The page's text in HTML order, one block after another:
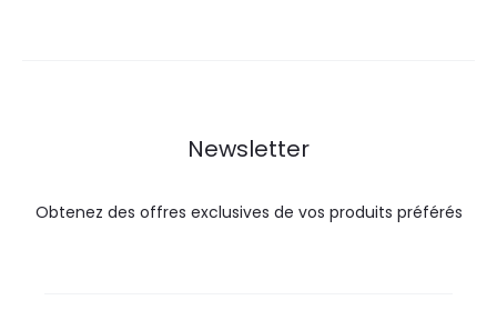
Newsletter
Obtenez des offres exclusives de vos produits préférés